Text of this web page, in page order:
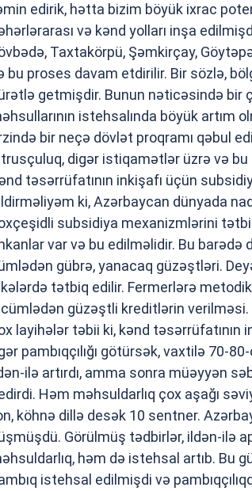
edirik, hətta bizim böyük ixrac
və kənd yolları inşa
Taxtakörpü, Şəmkirçay,
bu proses davam etdirilir. Bir sözlə,
getmişdir. Bunun nəticəsində bir
istehsalında böyük artım
bir neçə dövlət proqramı qəbul
digər istiqamətlər üzrə və
təsərrüfatının inkişafı üçün
ki, Azərbaycan dünyada
subsidiya mexanizmlərini
var və bu edilməlidir. Bu barədə
gübrə, yanacaq güzəştləri.
tətbiq edilir. Fermerlərə
güzəştli kreditlərin
layihələr təbii ki, kənd təsərrüfatının
pambıqçılığı götürsək, vaxtilə 70-
ilə artırdı, amma sonra müəyyən
Həm məhsuldarlıq çox aşağı
köhnə dillə desək 10 sentner.
Görülmüş tədbirlər, ildən-ilə
həm də istehsal artıb. Bu
istehsal edilmişdi və